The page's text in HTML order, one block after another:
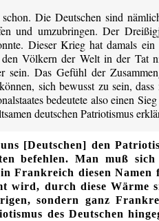
Die Deutschen sind
und umzubringen. Der
Dieser Krieg hat damals
Völkern der Welt in der Tat
sein. Das Gefühl der
sich bewusst zu sein,
bedeutete also einen
deutschen Patriotismus
[Deutschen] den
befehlen. Man muß
Frankreich diesen
wird, durch diese Wärme
sondern ganz
des Deutschen